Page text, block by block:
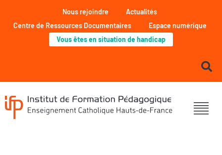
Nous rejoindre
Actualités
Centre de Ressources Documentaires
Espace numérique
Vous êtes en situation de handicap